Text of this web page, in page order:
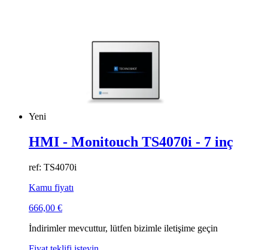
Yeni
HMI - Monitouch TS4070i - 7 inç
ref: TS4070i
Kamu fiyatı
666,00 €
İndirimler mevcuttur, lütfen bizimle iletişime geçin